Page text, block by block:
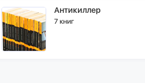
Антикиллер
7 книг